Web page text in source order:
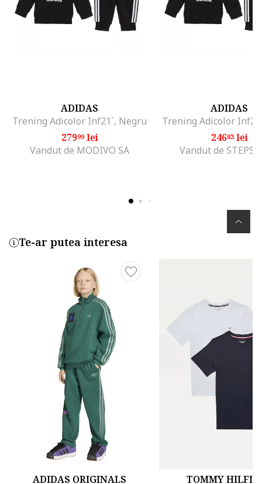
ADIDAS
Trening Adicolor Inf21`, Negru
27999lei
Vandut de MODIVO SA
ADIDAS
Trening Adicolor
24683lei
Vandut de
Te-ar putea interesa
ADIDAS ORIGINALS
TOMMY